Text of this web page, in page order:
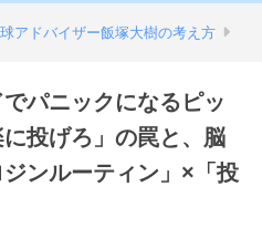
アドバイザー飯塚大樹の考え方
でパニックになるピッ
投げろ」の罠と、脳
ンルーティン」×「投